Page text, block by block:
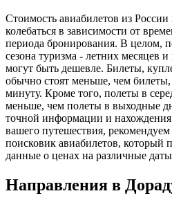
Стоимость авиабилетов из
колебаться в зависимости от
периода бронирования. В целом,
сезона туризма - летних месяцев
могут быть дешевле. Билеты,
обычно стоят меньше, чем
минуту. Кроме того, полеты в
меньше, чем полеты в выходные
точной информации и
вашего путешествия,
поисковик авиабилетов, который
данные о ценах на различные
Направления в